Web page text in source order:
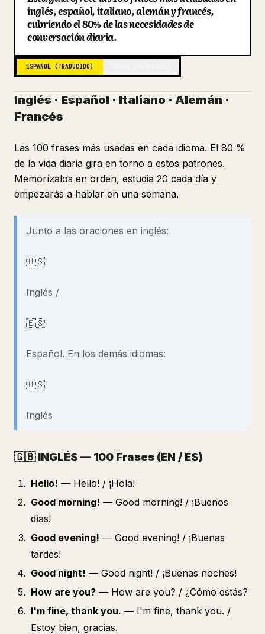
Blog
Actualizaciones
inglés, español, italiano, alemán y francés,
cubriendo el 80% de las necesidades de
conversación diaria.
ESPAÑOL (TRADUCIDO)
Inglés · Español · Italiano · Alemán ·
Francés
Las 100 frases más usadas en cada idioma. El 80 %
de la vida diaria gira en torno a estos patrones.
Memorízalos en orden, estudia 20 cada día y
empezarás a hablar en una semana.
Junto a las oraciones en inglés:
🇺🇸
Inglés /
🇪🇸
Español. En los demás idiomas:
🇺🇸
Inglés
🇬🇧INGLÉS — 100 Frases (EN / ES)
Hello! — Hello! / ¡Hola!
Good morning! — Good morning! / ¡Buenos
días!
Good evening! — Good evening! / ¡Buenas
tardes!
Good night! — Good night! / ¡Buenas noches!
How are you? — How are you? / ¿Cómo estás?
I'm fine, thank you. — I'm fine, thank you. /
Estoy bien, gracias.